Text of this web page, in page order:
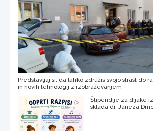
Predstavljaj si, da lahko združiš svojo strast do
in novih tehnologij z izobraževanjem
Štipendije za dijake
sklada dr. Janeza